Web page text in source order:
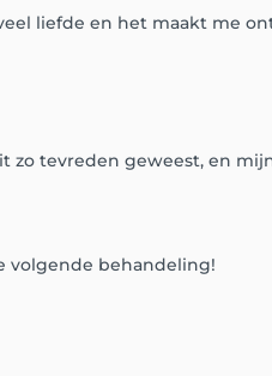
liefde en het maakt me
zo tevreden geweest, en
volgende behandeling!